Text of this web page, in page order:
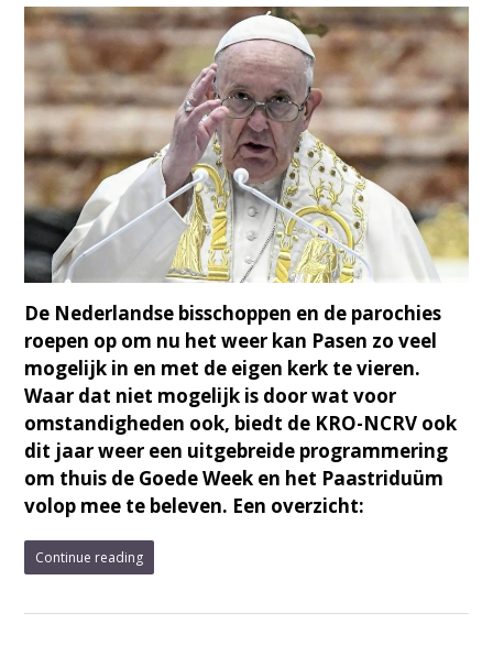
De Nederlandse bisschoppen en de parochies
roepen op om nu het weer kan Pasen zo veel
mogelijk in en met de eigen kerk te vieren.
Waar dat niet mogelijk is door wat voor
omstandigheden ook, biedt de KRO-NCRV ook
dit jaar weer een uitgebreide programmering
om thuis de Goede Week en het Paastriduüm
volop mee te beleven. Een overzicht:
Continue reading